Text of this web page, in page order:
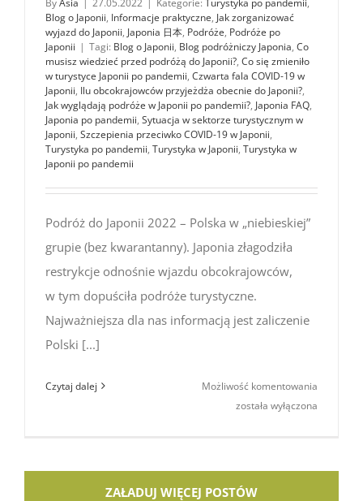
ByAsia | 27.05.2022 | Kategorie: Turystyka po pandemii,
Blog o Japonii, Informacje praktyczne, Jak zorganizować
wyjazd do Japonii, Japonia 日本, Podróże, Podróże po
Japonii | Tagi: Blog o Japonii, Blog podróżniczy Japonia, Co
musisz wiedzieć przed podróżą do Japonii?, Co się zmieniło
w turystyce Japonii po pandemii, Czwarta fala COVID-19 w
Japonii, Ilu obcokrajowców przyjeżdża obecnie do Japonii?,
Jak wyglądają podróże w Japonii po pandemii?, Japonia FAQ,
Japonia po pandemii, Sytuacja w sektorze turystycznym w
Japonii, Szczepienia przeciwko COVID-19 w Japonii,
Turystyka po pandemii, Turystyka w Japonii, Turystyka w
Japonii po pandemii
Podróż do Japonii 2022 – Polska w „niebieskiej”
grupie (bez kwarantanny). Japonia złagodziła
restrykcje odnośnie wjazdu obcokrajowców,
w tym dopuściła podróże turystyczne.
Najważniejsza dla nas informacją jest zaliczenie
Polski [...]
Czytaj dalej Możliwość komentowania
została wyłączona
ZAŁADUJ WIĘCEJ POSTÓW